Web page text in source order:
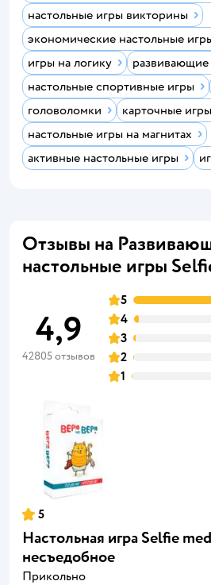
настольные игры викторины
экономические настольные
игры на логику
настольные спортивные игры
головоломки
карточные игры
настольные игры на магнитах
активные настольные игры
Отзывы на
настольные игры
4,9
42805 отзывов
5
4
3
2
1
5
Настольная игра Selfie
несъедобное
Прикольно